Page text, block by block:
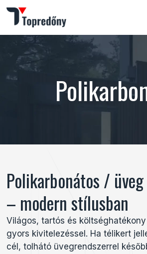
Polikarbonátos /
– modern stílusban
Világos, tartós és
gyors kivitelezéssel. Ha télikert
cél, tolhátó üvegrendszerrel